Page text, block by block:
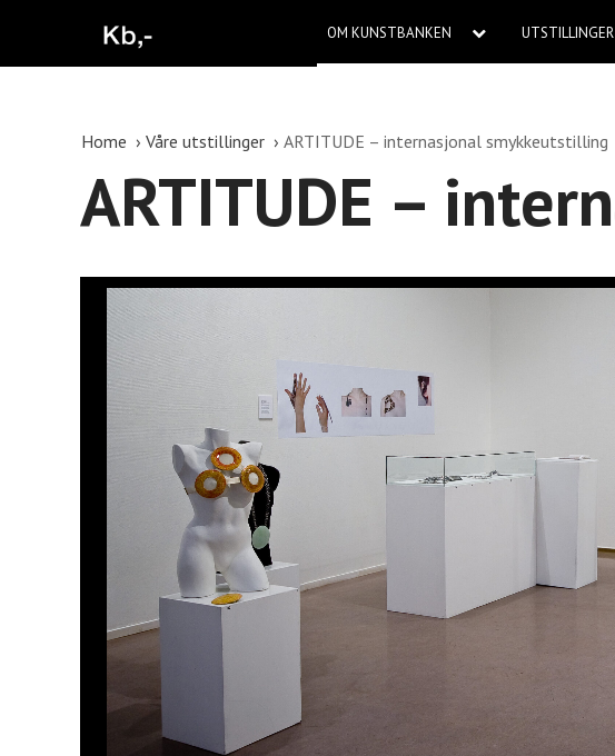
OM KUNSTBANKEN UTSTILLINGER
Home Våre utstillinger ARTITUDE – internasjonal smykkeutstilling
ARTITUDE –